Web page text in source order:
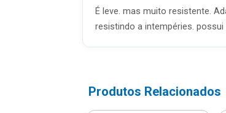
É leve. mas muito resistente.
resistindo a intempéries.
Produtos Relacionados